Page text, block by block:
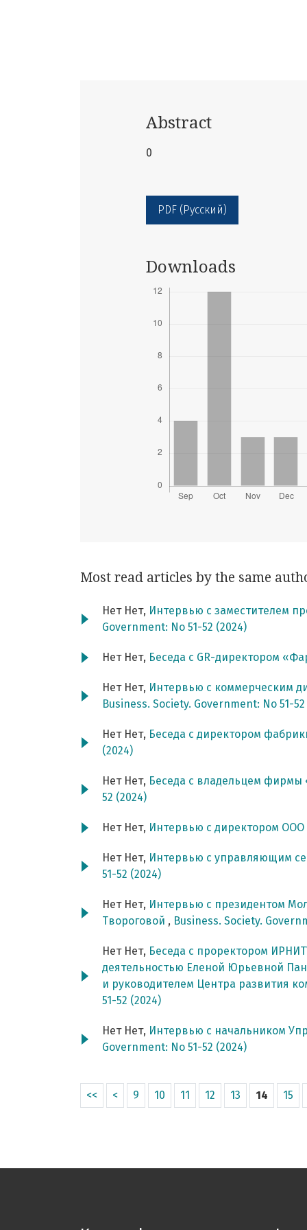
Abstract
0
PDF (Русский)
Downloads
Most read articles by the same
Нет Нет, Интервью с заместителем
Government: No 51-52 (2024)
Нет Нет, Беседа с GR-директором
Нет Нет, Интервью с коммерческим
Business. Society. Government: No 51-
Нет Нет, Беседа с директором
(2024)
Нет Нет, Беседа с владельцем
52 (2024)
Нет Нет, Интервью с директором
Нет Нет, Интервью с управляющим
51-52 (2024)
Нет Нет, Интервью с президентом
Твороговой , Business. Society.
Нет Нет, Беседа с проректором
деятельностью Еленой Юрьевной
и руководителем Центра развития
51-52 (2024)
Нет Нет, Интервью с начальником
Government: No 51-52 (2024)
<< < 9 10 11 12 13 14 15